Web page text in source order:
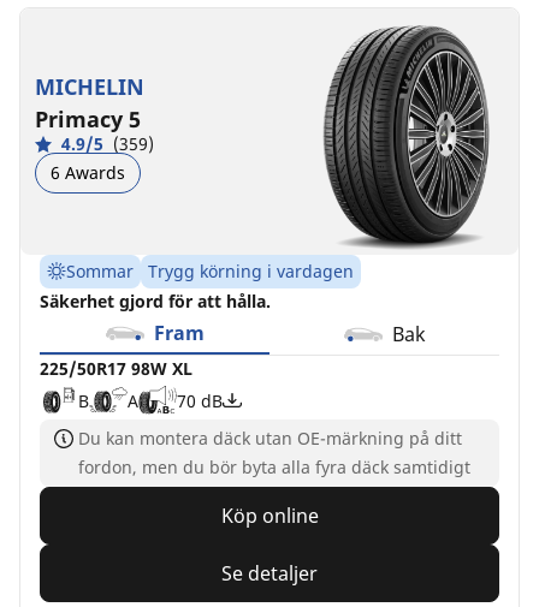
MICHELIN
Primacy 5
4.9/5 (359)
6 Awards
Sommar
Trygg körning i vardagen
Säkerhet gjord för att hålla.
Fram Bak
225/50R17 98W XL
B
A 70 dB
Du kan montera däck utan OE-märkning på ditt
fordon, men du bör byta alla fyra däck samtidigt
Köp online
Se detaljer
ZP
D
B
ZP
D
B
MO
A
B
I
*
A
B